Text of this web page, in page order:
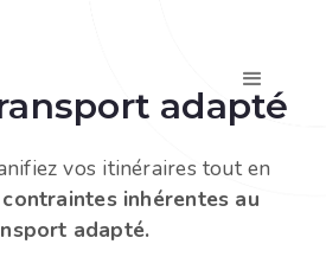
adapté
vos itinéraires tout en
contraintes inhérentes au
adapté.